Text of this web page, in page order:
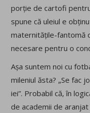
porție de cartofi
spune că uleiul e
maternitățile-fantomă
necesare pentru o
Așa suntem noi cu
mileniul ăsta? „Se fac
iei”. Probabil că, în
de academii de